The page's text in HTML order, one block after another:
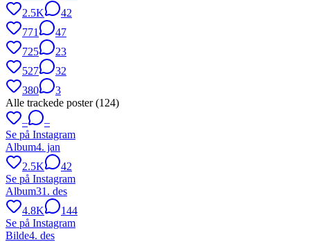
2.5K
42
771
47
725
23
527
32
380
3
Alle trackede poster (124)
–
–
Se på Instagram
Album4. jan
2.5K
42
Se på Instagram
Album31. des
4.8K
144
Se på Instagram
Bilde4. des